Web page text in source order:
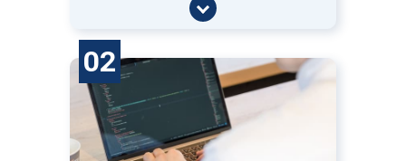
02